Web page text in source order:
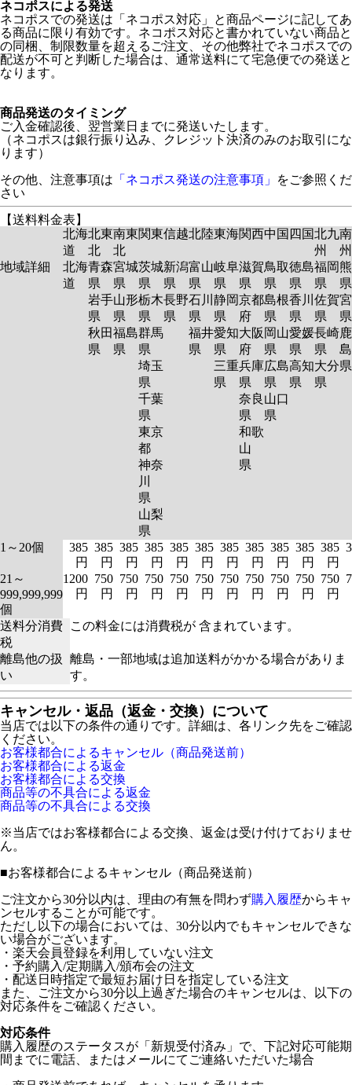
ネコポスによる発送
ネコポスでの発送は「ネコポス対応」と商品ページに記してあ
る商品に限り有効です。ネコポス対応と書かれていない商品と
の同梱、制限数量を超えるご注文、その他弊社でネコポスでの
配送が不可と判断した場合は、通常送料にて宅急便での発送と
なります。
商品発送のタイミング
ご入金確認後、翌営業日までに発送いたします。
（ネコポスは銀行振り込み、クレジット決済のみのお取引にな
ります）
その他、注意事項は 「ネコポス発送の注意事項」
をご参照くだ
さい
【送料料金表】
北海
道
北東
北
南東
北
関東信越北陸東海関西中国 四国北九
州
州
地域詳細
北海
道
青森
県
岩手
県
秋田
県
宮城
県
山形
県
福島
県
茨城
県
栃木
県
群馬
県
埼玉
県
千葉
県
東京
都
神奈
川
県
山梨
県
新潟
県
長野
県
富山
県
石川
県
福井
県
岐阜
県
静岡
県
愛知
県
三重
県
滋賀
県
京都
府
大阪
府
兵庫
県
奈良
県
和歌
山
県
鳥取
県
島根
県
岡山
県
広島
県
山口
県
徳島
県
香川
県
愛媛
県
高知
県
福岡
県
佐賀
県
長崎
県
大分
県
島
1～20個
385
円
385
円
385
円
385
円
385
円
385
円
385
円
385
円
385
円
385
円
385
円
21～
999,999,999
個
1200
円
750
円
750
円
750
円
750
円
750
円
750
円
750
円
750
円
750
円
750
円
送料分消費
税
この料金には消費税が 含まれています。
離島他の扱
い
離島・一部地域は追加送料がかかる場合がありま
す。
キャンセル・返品（返金・交換）について
当店では以下の条件の通りです。詳細は、各リンク先をご確認
ください。
お客様都合によるキャンセル（商品発送前）
お客様都合による返金
お客様都合による交換
商品等の不具合による返金
商品等の不具合による交換
※当店ではお客様都合による交換、返金は受け付けておりませ
ん。
■お客様都合によるキャンセル（商品発送前）
ご注文から30分以内は、理由の有無を問わず購入履歴からキャ
ンセルすることが可能です。
ただし以下の場合においては、30分以内でもキャンセルできな
い場合がございます。
・楽天会員登録を利用していない注文
・予約購入/定期購入/頒布会の注文
・配送日時指定で最短お届け日を指定している注文
また、ご注文から30分以上過ぎた場合のキャンセルは、以下の
対応条件をご確認ください。
対応条件
購入履歴のステータスが「新規受付済み」で、下記対応可能期
間までに電話、またはメールにてご連絡いただいた場合